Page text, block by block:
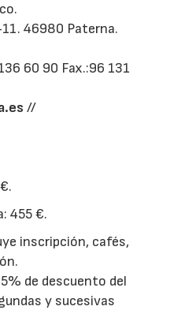
46980 Paterna.
60 90 Fax.:96 131
//
455 €.
inscripción, cafés,
de descuento del
y sucesivas